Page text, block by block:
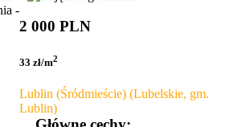
2 000 PLN
33 zł/m2
Lublin (Śródmieście) (Lubelskie, gm.
Lublin)